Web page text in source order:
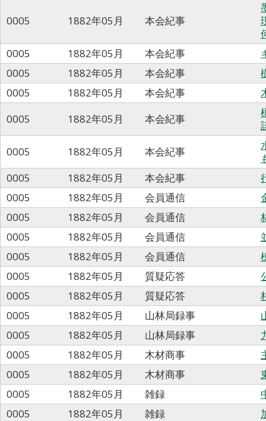
0005 1882年05月 本会紀事
0005
1882年05月 本会紀事
0005
1882年05月 本会紀事
0005
1882年05月 本会紀事
0005
1882年05月 本会紀事
0005
1882年05月 本会紀事
0005
1882年05月 本会紀事
0005
1882年05月 会員通信
0005
1882年05月 会員通信
0005
1882年05月 会員通信
0005
1882年05月 会員通信
0005
1882年05月 質疑応答
0005
1882年05月 質疑応答
0005
1882年05月 山林局録事
0005
1882年05月 山林局録事
0005
1882年05月 木材商事
0005
1882年05月 木材商事
0005
1882年05月 雑録
0005
1882年05月 雑録